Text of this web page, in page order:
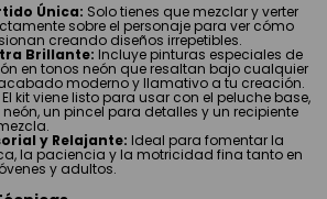
Única: Solo tienes que mezclar y verter
sobre el personaje para ver cómo
creando diseños irrepetibles.
Brillante: Incluye pinturas especiales de
en tonos neón que resaltan bajo cualquier
moderno y llamativo a tu creación.
El kit viene listo para usar con el peluche base,
un pincel para detalles y un recipiente
y Relajante: Ideal para fomentar la
la paciencia y la motricidad fina tanto en
y adultos.